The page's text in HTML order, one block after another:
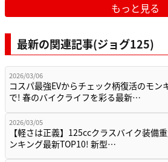
もっと見る
最新の関連記事(ジョグ125)
2026/03/06
コスパ最強EVからチェック柄復活のモン
で! 春のバイクライフを彩る最新…
2026/03/05
【軽さは正義】125ccクラスバイク装備
ンキング最新TOP10! 新型…